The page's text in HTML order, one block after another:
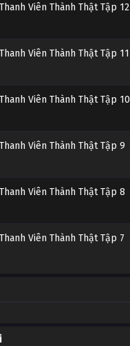
Viên Thành Thật Tập 12
Viên Thành Thật Tập 11
Viên Thành Thật Tập 10
Viên Thành Thật Tập 9
Viên Thành Thật Tập 8
Viên Thành Thật Tập 7
Viên Thành Thật Tập 5